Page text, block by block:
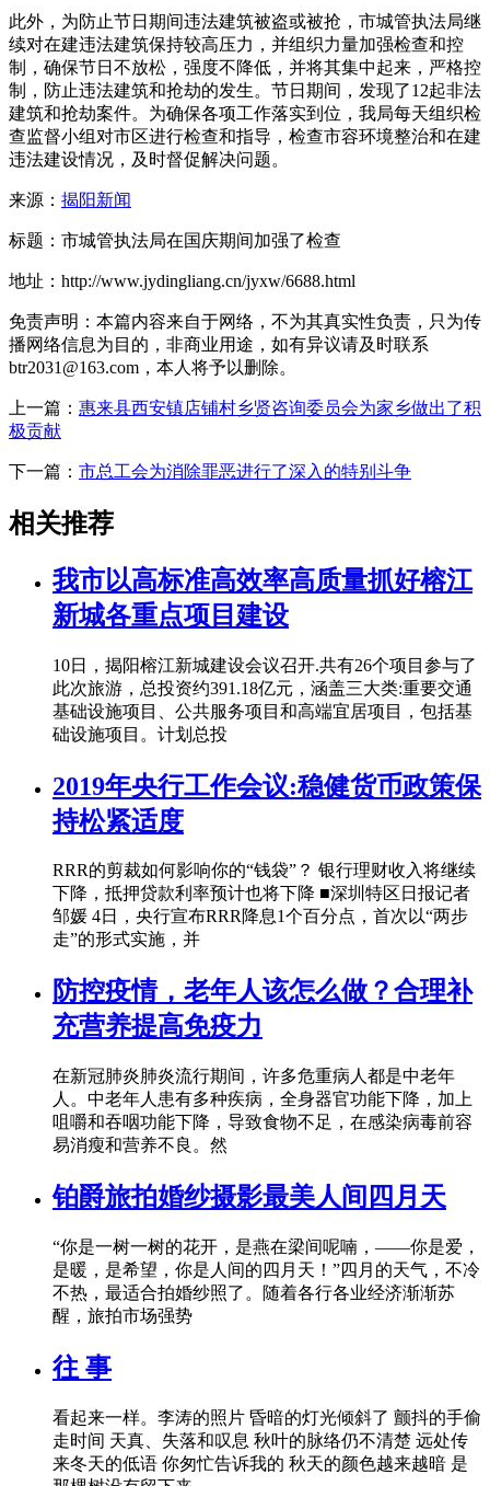
此外，为防止节日期间违法建筑被盗或被抢，市城管执法局继
续对在建违法建筑保持较高压力，并组织力量加强检查和控
制，确保节日不放松，强度不降低，并将其集中起来，严格控
制，防止违法建筑和抢劫的发生。节日期间，发现了12起非法
建筑和抢劫案件。为确保各项工作落实到位，我局每天组织检
查监督小组对市区进行检查和指导，检查市容环境整治和在建
违法建设情况，及时督促解决问题。
来源： 揭阳新闻
标题：市城管执法局在国庆期间加强了检查
地址：http://www.jydingliang.cn/jyxw/6688.html
免责声明：本篇内容来自于网络，不为其真实性负责，只为传
播网络信息为目的，非商业用途，如有异议请及时联系
btr2031@163.com，本人将予以删除。
上一篇： 惠来县西安镇店铺村乡贤咨询委员会为家乡做出了积
极贡献
下一篇： 市总工会为消除罪恶进行了深入的特别斗争
相关推荐
我市以高标准高效率高质量抓好榕江
新城各重点项目建设
10日，揭阳榕江新城建设会议召开.共有26个项目参与了
此次旅游，总投资约391.18亿元，涵盖三大类:重要交通
基础设施项目、公共服务项目和高端宜居项目，包括基
础设施项目。计划总投
2019年央行工作会议:稳健货币政策保
持松紧适度
RRR的剪裁如何影响你的“钱袋”？ 银行理财收入将继续
下降，抵押贷款利率预计也将下降 ■深圳特区日报记者
邹媛 4日，央行宣布RRR降息1个百分点，首次以“两步
走”的形式实施，并
防控疫情，老年人该怎么做？合理补
充营养提高免疫力
在新冠肺炎肺炎流行期间，许多危重病人都是中老年
人。中老年人患有多种疾病，全身器官功能下降，加上
咀嚼和吞咽功能下降，导致食物不足，在感染病毒前容
易消瘦和营养不良。然
铂爵旅拍婚纱摄影最美人间四月天
“你是一树一树的花开，是燕在梁间呢喃，——你是爱，
是暖，是希望，你是人间的四月天！”四月的天气，不冷
不热，最适合拍婚纱照了。随着各行各业经济渐渐苏
醒，旅拍市场强势
往 事
看起来一样。李涛的照片 昏暗的灯光倾斜了 颤抖的手偷
走时间 天真、失落和叹息 秋叶的脉络仍不清楚 远处传
来冬天的低语 你匆忙告诉我的 秋天的颜色越来越暗 是